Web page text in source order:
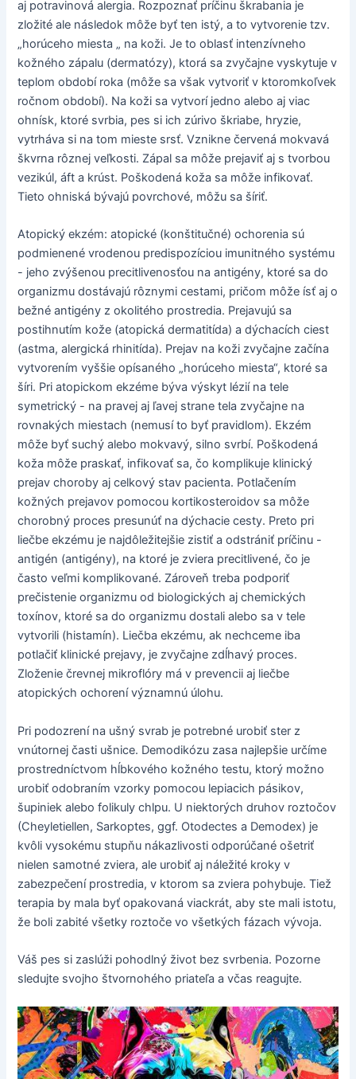
aj potravinová alergia. Rozpoznať príčinu škrabania je
zložité ale následok môže byť ten istý, a to vytvorenie tzv.
„horúceho miesta „ na koži. Je to oblasť intenzívneho
kožného zápalu (dermatózy), ktorá sa zvyčajne vyskytuje v
teplom období roka (môže sa však vytvoriť v ktoromkoľvek
ročnom období). Na koži sa vytvorí jedno alebo aj viac
ohnísk, ktoré svrbia, pes si ich zúrivo škriabe, hryzie,
vytrháva si na tom mieste srsť. Vznikne červená mokvavá
škvrna rôznej veľkosti. Zápal sa môže prejaviť aj s tvorbou
vezikúl, áft a krúst. Poškodená koža sa môže infikovať.
Tieto ohniská bývajú povrchové, môžu sa šíriť.
Atopický ekzém: atopické (konštitučné) ochorenia sú
podmienené vrodenou predispozíciou imunitného systému
- jeho zvýšenou precitlivenosťou na antigény, ktoré sa do
organizmu dostávajú rôznymi cestami, pričom môže ísť aj o
bežné antigény z okolitého prostredia. Prejavujú sa
postihnutím kože (atopická dermatitída) a dýchacích ciest
(astma, alergická rhinitída). Prejav na koži zvyčajne začína
vytvorením vyššie opísaného „horúceho miesta“, ktoré sa
šíri. Pri atopickom ekzéme býva výskyt lézií na tele
symetrický - na pravej aj ľavej strane tela zvyčajne na
rovnakých miestach (nemusí to byť pravidlom). Ekzém
môže byť suchý alebo mokvavý, silno svrbí. Poškodená
koža môže praskať, infikovať sa, čo komplikuje klinický
prejav choroby aj celkový stav pacienta. Potlačením
kožných prejavov pomocou kortikosteroidov sa môže
chorobný proces presunúť na dýchacie cesty. Preto pri
liečbe ekzému je najdôležitejšie zistiť a odstrániť príčinu -
antigén (antigény), na ktoré je zviera precitlivené, čo je
často veľmi komplikované. Zároveň treba podporiť
prečistenie organizmu od biologických aj chemických
toxínov, ktoré sa do organizmu dostali alebo sa v tele
vytvorili (histamín). Liečba ekzému, ak nechceme iba
potlačiť klinické prejavy, je zvyčajne zdĺhavý proces.
Zloženie črevnej mikroflóry má v prevencii aj liečbe
atopických ochorení významnú úlohu.
Pri podozrení na ušný svrab je potrebné urobiť ster z
vnútornej časti ušnice. Demodikózu zasa najlepšie určíme
prostredníctvom hĺbkového kožného testu, ktorý možno
urobiť odobraním vzorky pomocou lepiacich pásikov,
šupiniek alebo folikuly chlpu. U niektorých druhov roztočov
(Cheyletiellen, Sarkoptes, ggf. Otodectes a Demodex) je
kvôli vysokému stupňu nákazlivosti odporúčané ošetriť
nielen samotné zviera, ale urobiť aj náležité kroky v
zabezpečení prostredia, v ktorom sa zviera pohybuje. Tiež
terapia by mala byť opakovaná viackrát, aby ste mali istotu,
že boli zabité všetky roztoče vo všetkých fázach vývoja.
Váš pes si zaslúži pohodlný život bez svrbenia. Pozorne
sledujte svojho štvornohého priateľa a včas reagujte.